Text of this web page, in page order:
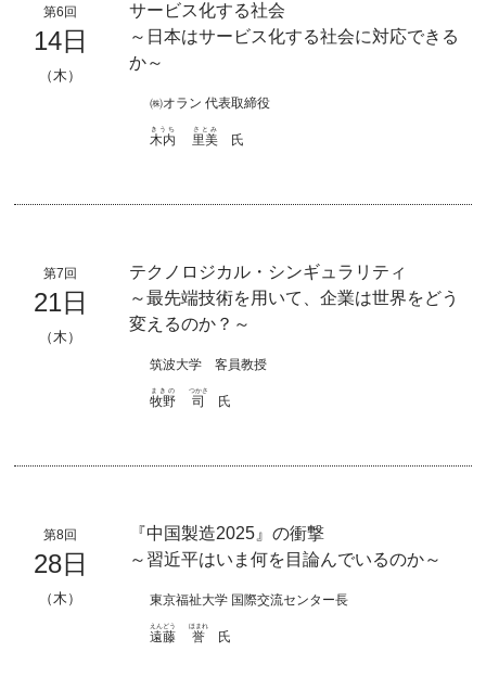
第6回
14日
（木）
サービス化する社会
～日本はサービス化する社会に対応できる
か～
㈱オラン 代表取締役
木内
きうち
里美
さとみ
氏
第7回
21日
（木）
テクノロジカル・シンギュラリティ
～最先端技術を用いて、企業は世界をどう
変えるのか？～
筑波大学 客員教授
牧野
まきの
司
つかさ
氏
第8回
28日
（木）
『中国製造2025』の衝撃
～習近平はいま何を目論んでいるのか～
東京福祉大学 国際交流センター長
遠藤
えんどう
誉
ほまれ
氏